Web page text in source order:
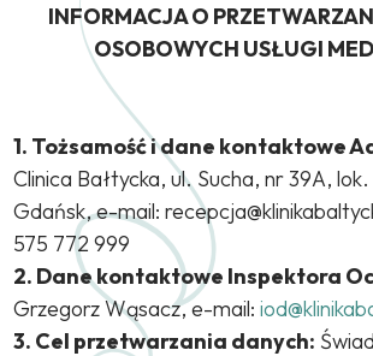
INFORMACJA O
OSOBOWYCH USŁUGI
1. Tożsamość i dane kontaktowe
Clinica Bałtycka, ul. Sucha, nr 39A,
Gdańsk, e-mail:
575 772 999
2. Dane kontaktowe Inspektora
Grzegorz Wąsacz, e-mail:
3. Cel przetwarzania danych: